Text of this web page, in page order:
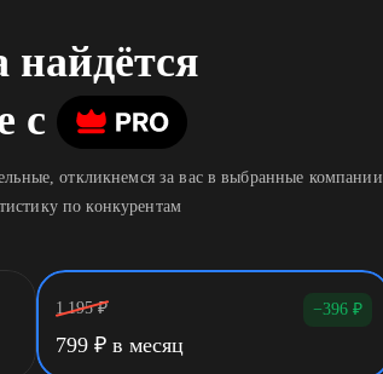
найдётся
c
откликнемся за вас в выбранные компании
по конкурентам
1 195 ₽ −396 ₽
799 ₽ в месяц